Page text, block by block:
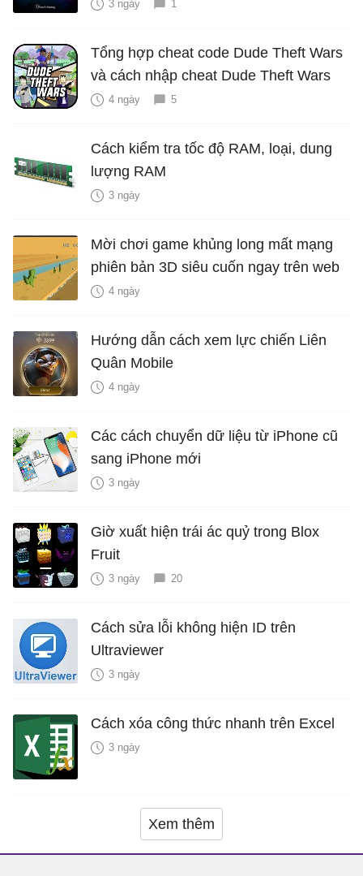
3 ngày 1
Tổng hợp cheat code Dude Theft Wars
và cách nhập cheat Dude Theft Wars
4 ngày 5
Cách kiểm tra tốc độ RAM, loại, dung
lượng RAM
3 ngày
Mời chơi game khủng long mất mạng
phiên bản 3D siêu cuốn ngay trên web
4 ngày
Hướng dẫn cách xem lực chiến Liên
Quân Mobile
4 ngày
Các cách chuyển dữ liệu từ iPhone cũ
sang iPhone mới
3 ngày
Giờ xuất hiện trái ác quỷ trong Blox
Fruit
3 ngày 20
Cách sửa lỗi không hiện ID trên
Ultraviewer
3 ngày
Cách xóa công thức nhanh trên Excel
3 ngày
Xem thêm